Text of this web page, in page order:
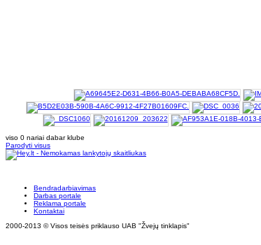
viso 0 nariai dabar klube
Parodyti visus
Bendradarbiavimas
Darbas portale
Reklama portale
Kontaktai
2000-2013 © Visos teisės priklauso UAB "Žvejų tinklapis"